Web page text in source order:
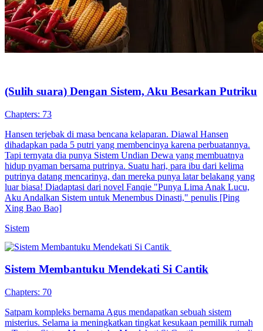
TycoonPemeran Utama PriaImajinasi Perkotaan
Bocah Kepala Desa Mengubah Dunia
Di usia lima tahun, Putri Lestari diangkat menjadi Kepala Desa
Nirwana berkat takdir Bintang Raja. Saat desa terancam kelaparan
dan kemiskinan, ia mengaktifkan Sistem Kepala Desa Terhebat,
merekrut orang-orang unik, serta memanfaatkan barang modern dari
Toko Sistem. Dengan kecerdikan dan bantuan sistem, Putri Lestari
membawa desa kecilnya menuju kemakmuran.
Drama PeriodeRomansaSerangan balik
Menjadi Ibu Suri dengan Sistem
terlempar ke Kerajaan Jayasakti sebagai pelayan istana. Berkat
memicu kecemburuan Dewi Agung dan Permaisuri. Dengan
kesempatan hidup lebih baik.
Pemeran Utama Wanita KuatRomansaDrama Periode